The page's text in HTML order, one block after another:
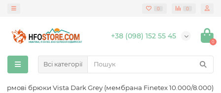
0 0
+38 (098) 152 55 45
0
Всі категорії
брюки Vista Dark Grey (мембрана Finetex 10.000/8.000)